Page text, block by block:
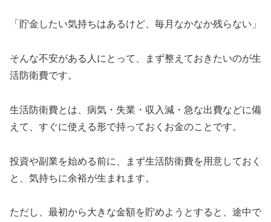
「貯金したい気持ちはあるけど、毎月なかなか残らない」
そんな不安がある人にとって、まず整えておきたいのが生
活防衛費です。
生活防衛費とは、病気・失業・収入減・急な出費などに備
えて、すぐに使える形で持っておくお金のことです。
投資や副業を始める前に、まず生活防衛費を用意しておく
と、気持ちに余裕が生まれます。
ただし、最初から大きな金額を貯めようとすると、途中で